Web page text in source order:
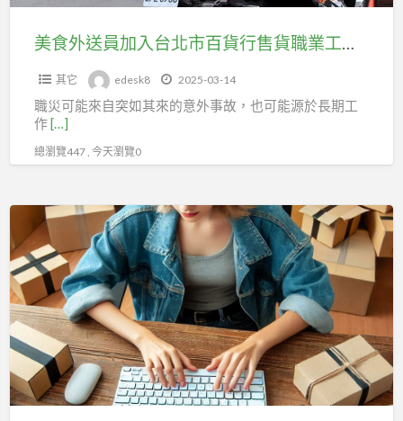
北
業
工
會，
權
益
不
掉
線，
讓
美食外送員加入台北市百貨行售貨職業工會，權益不掉線，讓你的未來更穩固！
其它 edesk8 2025-03-14
職災可能來自突如其來的意外事故，也可能源於長期工
作[…]
總瀏覽447 , 今天瀏覽0
路
代
購
人
員
勞
保
無